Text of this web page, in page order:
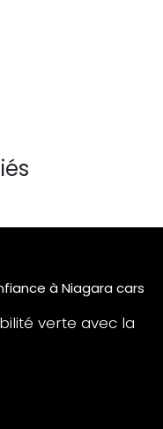
à Niagara cars
verte avec la